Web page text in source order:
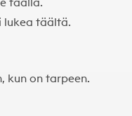
lukea täältä.
kun on tarpeen.